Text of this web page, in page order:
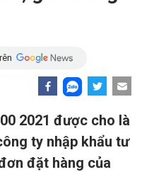
2021 được cho là
ty nhập khẩu tư
đặt hàng của